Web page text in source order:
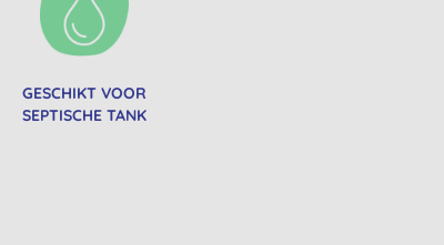
GESCHIKT VOOR
SEPTISCHE TANK